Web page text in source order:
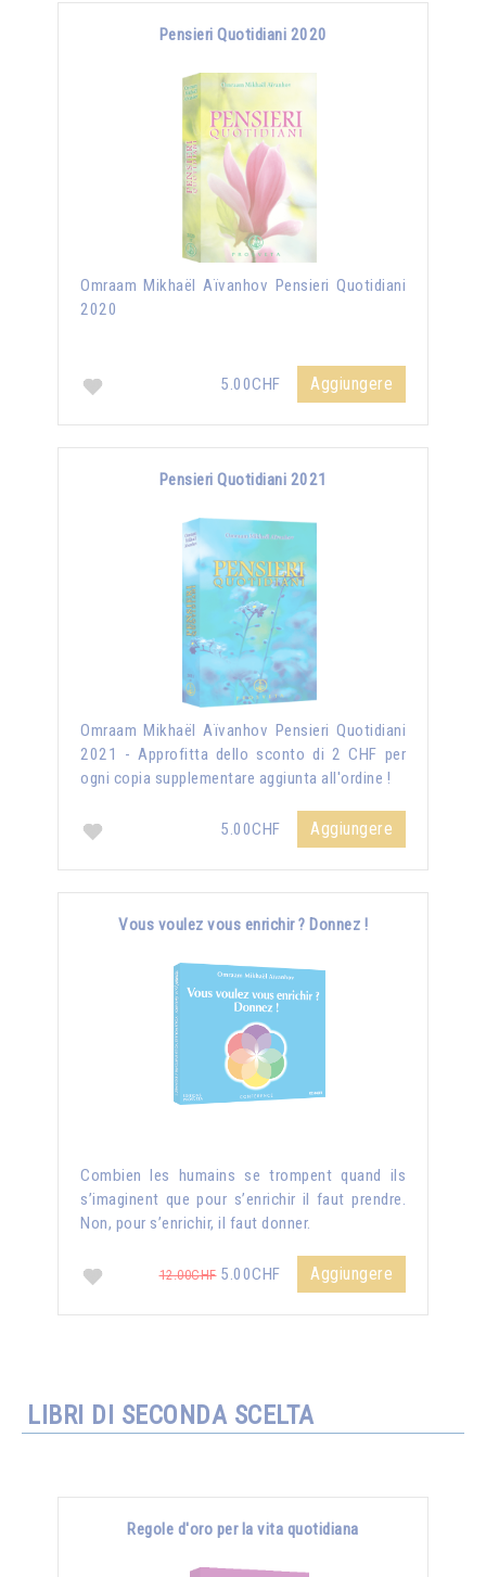
Pensieri Quotidiani 2020
Omraam Mikhaël Aïvanhov Pensieri Quotidiani
2020
5.00CHF Aggiungere
Pensieri Quotidiani 2021
Omraam Mikhaël Aïvanhov Pensieri Quotidiani
2021 - Approfitta dello sconto di 2 CHF per
ogni copia supplementare aggiunta all'ordine !
5.00CHF Aggiungere
Vous voulez vous enrichir ? Donnez !
Combien les humains se trompent quand ils
s’imaginent que pour s’enrichir il faut prendre.
Non, pour s’enrichir, il faut donner.
12.00CHF5.00CHF Aggiungere
LIBRI DI SECONDA SCELTA
Regole d'oro per la vita quotidiana